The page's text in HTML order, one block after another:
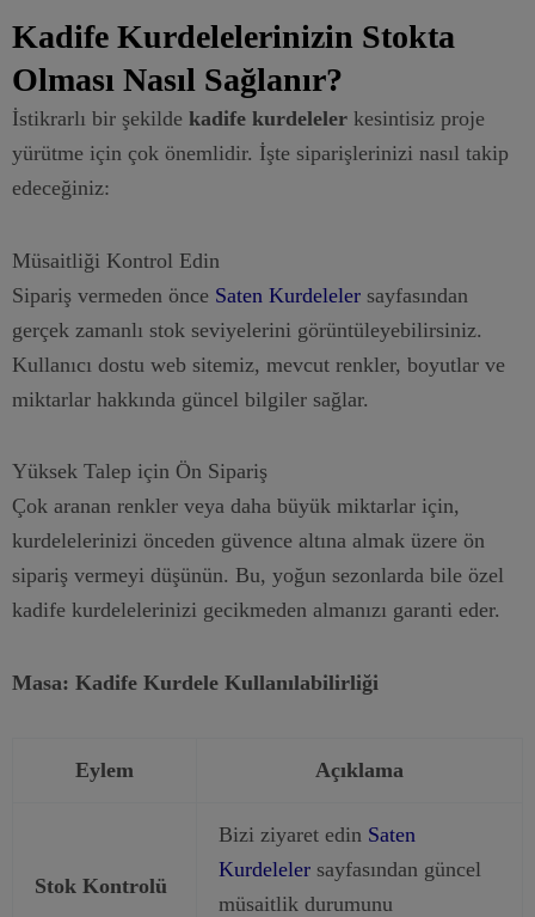
Kadife Kurdelelerinizin Stokta
Olması Nasıl Sağlanır?
İstikrarlı bir şekilde kadife kurdeleler kesintisiz proje
yürütme için çok önemlidir. İşte siparişlerinizi nasıl takip
edeceğiniz:
Müsaitliği Kontrol Edin
Sipariş vermeden önce Saten Kurdeleler sayfasından
gerçek zamanlı stok seviyelerini görüntüleyebilirsiniz.
Kullanıcı dostu web sitemiz, mevcut renkler, boyutlar ve
miktarlar hakkında güncel bilgiler sağlar.
Yüksek Talep için Ön Sipariş
Çok aranan renkler veya daha büyük miktarlar için,
kurdelelerinizi önceden güvence altına almak üzere ön
sipariş vermeyi düşünün. Bu, yoğun sezonlarda bile özel
kadife kurdelelerinizi gecikmeden almanızı garanti eder.
Masa: Kadife Kurdele Kullanılabilirliği
Eylem Açıklama
Stok Kontrolü
Bizi ziyaret edin Saten
Kurdeleler sayfasından güncel
müsaitlik durumunu